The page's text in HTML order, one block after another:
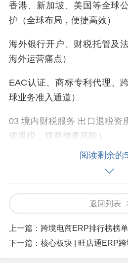
香港、新加坡、美国等全球
护（全球布局，便捷高效）
海外银行开户、财税托管及
海外运营痛点）
EAC认证、商标专利代理、
球业务准入通道）
03 境内财税服务 出口退税资
规退税，规避稽查风险）
高新企业认定、版权及专利
国内公司注册与全生命周期
营，全程护航）
04 香港特色产品
阅读剩余的
返回列表
上一篇： 跨境电商ERP排行榜榜
下一篇： 核心板块 | 旺店通ERP跨